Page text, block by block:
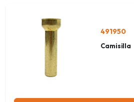
491950
Camisilla